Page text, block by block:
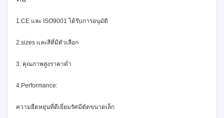
1.CE และ ISO9001 ได้รับการอนุมัติ
2.sizes และสีที่มีตัวเลือก
3. คุณภาพสูงราคาต่ำ
4.Performance:
ความยืดหยุ่นที่ดีเยี่ยมรัศมีดัดขนาดเล็ก